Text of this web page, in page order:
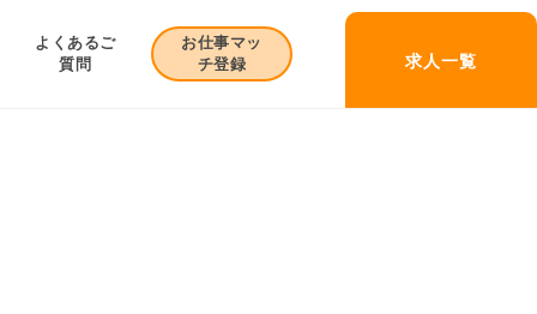
よくあるご
質問
お仕事マッ
チ登録
求人一覧